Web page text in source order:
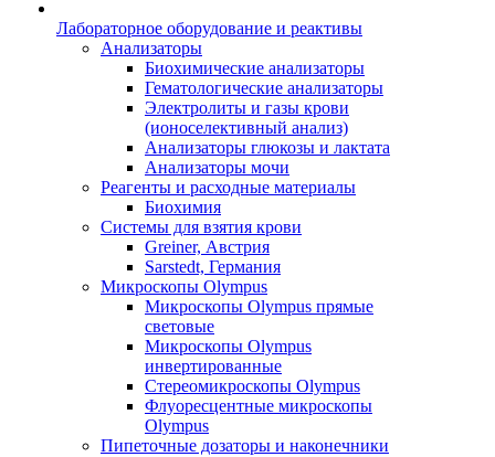
Лабораторное оборудование и реактивы
Анализаторы
Биохимические анализаторы
Гематологические анализаторы
Электролиты и газы крови
(ионоселективный анализ)
Анализаторы глюкозы и лактата
Анализаторы мочи
Реагенты и расходные материалы
Биохимия
Системы для взятия крови
Greiner, Австрия
Sarstedt, Германия
Микроскопы Olympus
Микроскопы Olympus прямые
световые
Микроскопы Olympus
инвертированные
Стереомикроскопы Olympus
Флуоресцентные микроскопы
Olympus
Пипеточные дозаторы и наконечники